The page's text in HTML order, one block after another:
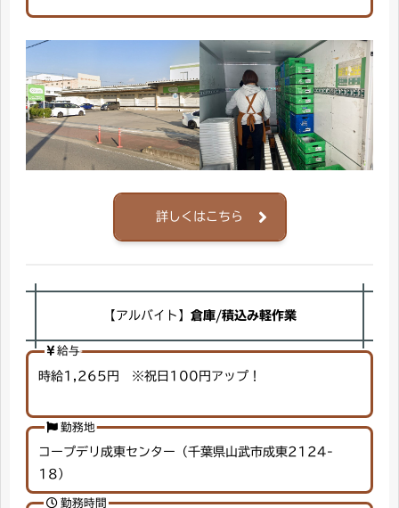
詳しくはこちら
【アルバイト】 倉庫/積込み軽作業
給与
時給1,265円 ※祝日100円アップ！
勤務地
コープデリ成東センター（千葉県山武市成東2124-
18）
勤務時間